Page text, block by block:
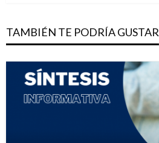
TAMBIÉN TE PODRÍA GUSTAR